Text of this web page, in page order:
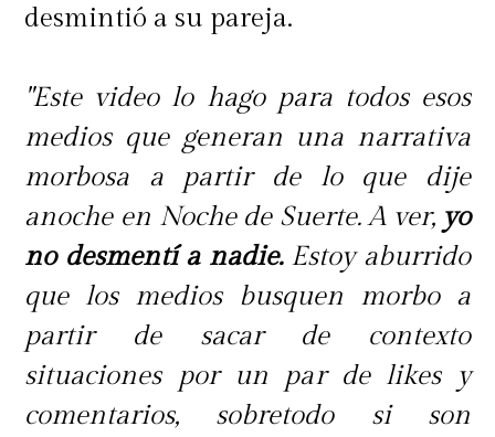
desmintió a su pareja.
"Este video lo hago para todos esos
medios que generan una narrativa
morbosa a partir de lo que dije
anoche en Noche de Suerte. A ver, yo
no desmentí a nadie.Estoy aburrido
que los medios busquen morbo a
partir de sacar de contexto
situaciones por un par de likes y
comentarios, sobretodo si son